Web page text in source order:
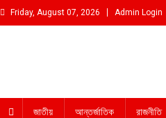
Skip
to
Friday, August 07, 2026 Admin Login
জাতীয় আন্তর্জাতিক রাজনীতি